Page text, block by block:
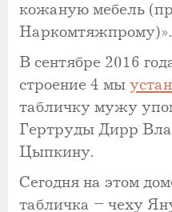
кожаную мебель
Наркомтяжпрому)».
В сентябре 2016
строение 4 мы
табличку мужу
Гертруды Дирр
Цыпкину.
Сегодня на этом
табличка – чеху